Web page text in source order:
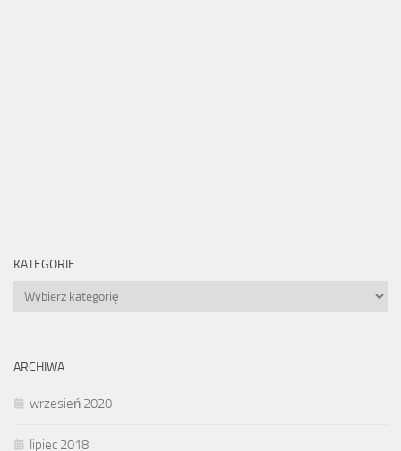
KATEGORIE
Kategorie
ARCHIWA
wrzesień 2020
lipiec 2018